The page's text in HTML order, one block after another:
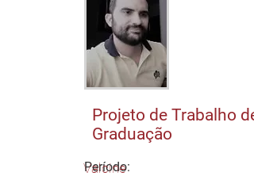
Projeto de Trabalho de
Graduação
Período:
Valcine